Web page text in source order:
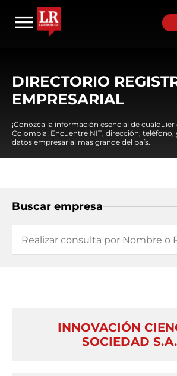
DIRECTORIO
EMPRESARIAL
¡Conozca la información esencial de
Colombia! Encuentre NIT, dirección, teléfono,
datos empresarial mas grande del país.
Buscar empresa
INNOVACIÓN
SOCIEDAD